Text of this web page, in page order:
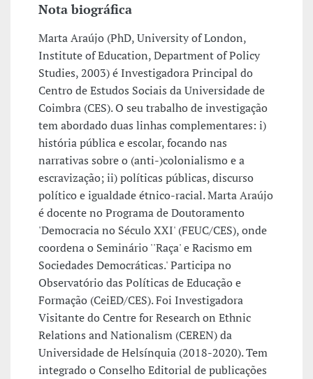
Nota biográfica
Marta Araújo (PhD, University of London,
Institute of Education, Department of Policy
Studies, 2003) é Investigadora Principal do
Centro de Estudos Sociais da Universidade de
Coimbra (CES). O seu trabalho de investigação
tem abordado duas linhas complementares: i)
história pública e escolar, focando nas
narrativas sobre o (anti-)colonialismo e a
escravização; ii) políticas públicas, discurso
político e igualdade étnico-racial. Marta Araújo
é docente no Programa de Doutoramento
'Democracia no Século XXI' (FEUC/CES), onde
coordena o Seminário ''Raça' e Racismo em
Sociedades Democráticas.' Participa no
Observatório das Políticas de Educação e
Formação (CeiED/CES). Foi Investigadora
Visitante do Centre for Research on Ethnic
Relations and Nationalism (CEREN) da
Universidade de Helsínquia (2018-2020). Tem
integrado o Conselho Editorial de publicações